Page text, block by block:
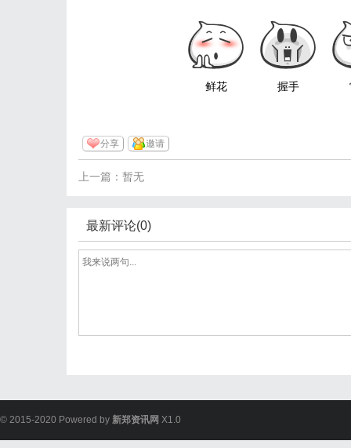
鲜花 握手
分享 邀请
上一篇：暂无
最新评论(0)
© 2015-2020 Powered by 新郑资讯网 X1.0